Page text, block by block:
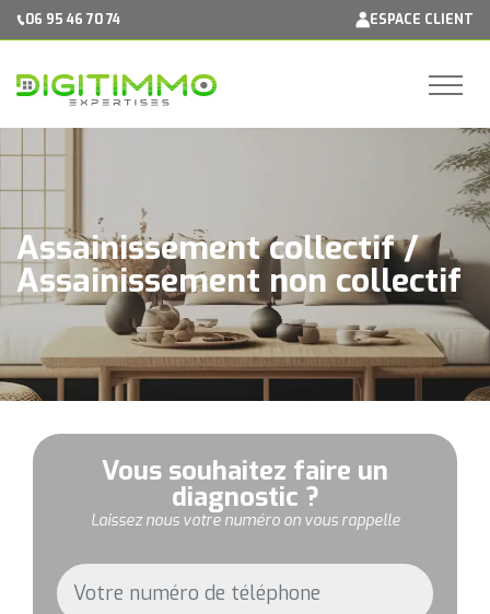
06 95 46 70 74 ESPACE CLIENT
Assainissement collectif /
Assainissement non collectif
Vous souhaitez faire un
diagnostic ?
Laissez nous votre numéro on vous rappelle
Panneau de gestion des cookies